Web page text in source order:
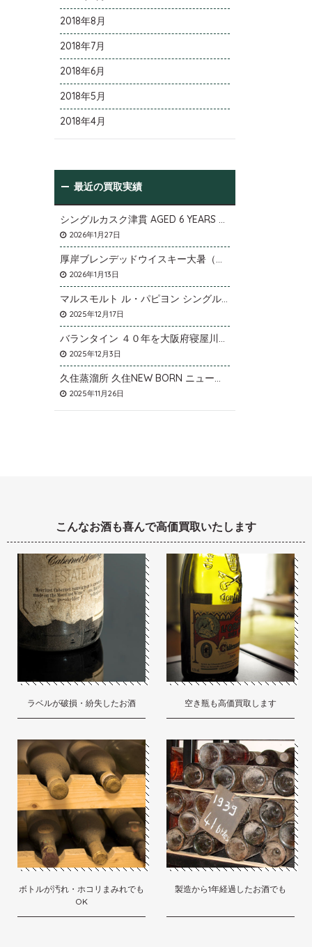
2018年8月
2018年7月
2018年6月
2018年5月
2018年4月
最近の買取実績
シングルカスク津貫 AGED 6 YEARS Cask No.T12を大阪府枚方市のお客様より店頭買取いたしました。
2026年1月27日
厚岸ブレンデッドウイスキー大暑（たいしょ）を大阪府寝屋川市のお客様より店頭買取いたしました。
2026年1月13日
マルスモルト ル・パピヨン シングルカスク アイノミドリシジミを大阪府枚方市のお客様より店頭買取いたしました。
2025年12月17日
バランタイン ４０年を大阪府寝屋川市のお客様より店頭買取いたしました。
2025年12月3日
久住蒸溜所 久住NEW BORN ニューボーンを石川県石川市のお客様より宅配買取いたしました。
2025年11月26日
こんなお酒も喜んで高価買取いたします
ラベルが破損・紛失したお酒 空き瓶も高価買取します
ボトルが汚れ・ホコリまみれでも
OK
製造から1年経過したお酒でも